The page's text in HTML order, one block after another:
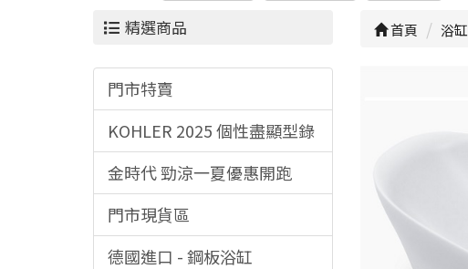
精選商品
門市特賣
KOHLER 2025 個性盡顯型錄
金時代 勁涼一夏優惠開跑
門市現貨區
德國進口 - 鋼板浴缸
首頁 浴缸